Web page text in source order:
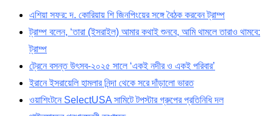
এশিয়া সফর: দ. কোরিয়ায় শি জিনপিংয়ের সঙ্গে বৈঠক করবেন ট্রাম্প
ট্রাম্প বলেন, ‘তারা (ইসরাইল) আমার কথাই শুনবে, আমি থামলে তারাও থামবে:
ট্রাম্প
ট্রেনে বসন্ত উৎসব-২০২৫ সালে ‘একই নদীর ও একই পরিবার’
ইরানে ইসরায়েলি হামলার নিন্দা থেকে সরে দাঁড়ালো ভারত
ওয়াশিংটনে SelectUSA সামিটে টপস্টার গ্রুপের প্রতিনিধি দল